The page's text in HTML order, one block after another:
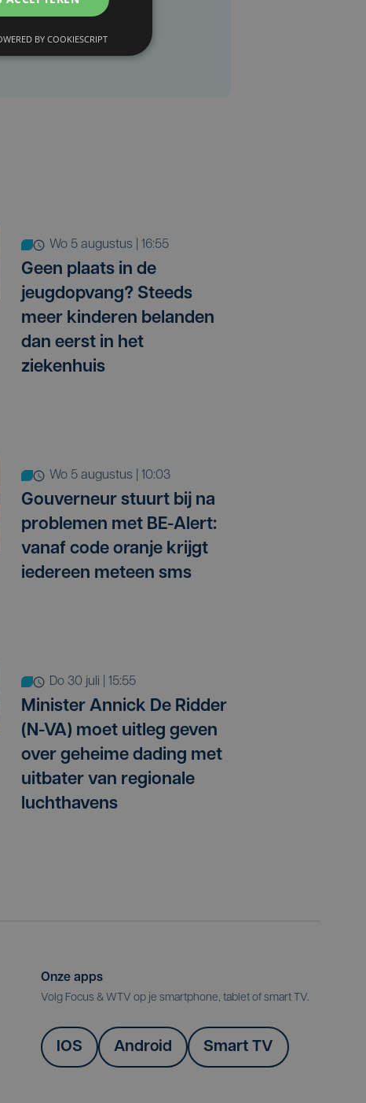
wo 5 augustus | 16:55
Geen plaats in de
jeugdopvang? Steeds
meer kinderen belanden
dan eerst in het
ziekenhuis
wo 5 augustus | 10:03
Gouverneur stuurt bij na
problemen met BE-Alert:
vanaf code oranje krijgt
iedereen meteen sms
do 30 juli | 15:55
Minister Annick De Ridder
(N-VA) moet uitleg geven
over geheime dading met
uitbater van regionale
luchthavens
Onze apps
Volg Focus & WTV op je smartphone, tablet of smart TV.
IOS Android Smart TV
BY COOKIESCRIPT